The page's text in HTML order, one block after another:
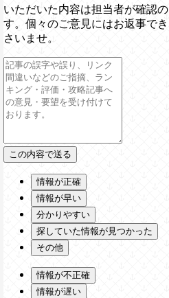
いただいた内容は担当者が確認
す。個々のご意見にはお返事で
さいませ。
情報が正確
情報が早い
分かりやすい
探していた情報が見つかった
その他
情報が不正確
情報が遅い